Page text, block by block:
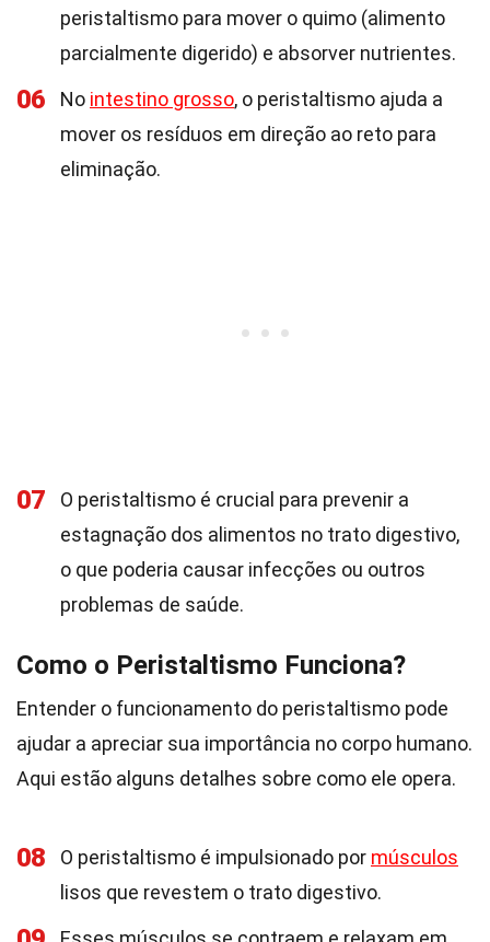
peristaltismo para mover o quimo (alimento
parcialmente digerido) e absorver nutrientes.
06 No intestino grosso, o peristaltismo ajuda a
mover os resíduos em direção ao reto para
eliminação.
07
O peristaltismo é crucial para prevenir a
estagnação dos alimentos no trato digestivo,
o que poderia causar infecções ou outros
problemas de saúde.
Como o Peristaltismo Funciona?
Entender o funcionamento do peristaltismo pode
ajudar a apreciar sua importância no corpo humano.
Aqui estão alguns detalhes sobre como ele opera.
08 O peristaltismo é impulsionado por músculos
lisos que revestem o trato digestivo.